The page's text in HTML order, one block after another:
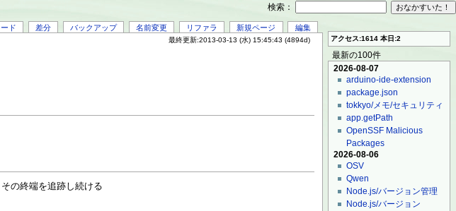
ド 差分 バックアップ 名前変更 リファラ 新規ページ 編集
最終更新:2013-03-13 (水) 15:45:43 (4894d)
の終端を追跡し続ける
アクセス:1614 本日:2
最新の100件
2026-08-07
arduino-ide-extension
package.json
tokkyo/メモ/セキュリティ
app.getPath
OpenSSF Malicious
Packages
2026-08-06
OSV
Qwen
Node.js/バージョン管理
Node.js/バージョン
検索：